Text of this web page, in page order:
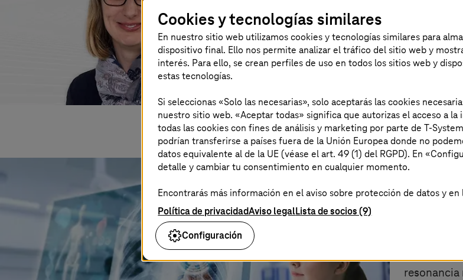
reducimos el
aumentamos las
pacientes
Una
Los
varios
resonancia
Cookies y tecnologías similares
En nuestro sitio web utilizamos cookies y tecnologías similares para
dispositivo final. Ello nos permite analizar el tráfico del sitio web y
interés. Para ello, se crean perfiles de uso en todos los sitios web y
estas tecnologías.
Si seleccionas «Solo las necesarias», solo aceptarás las cookies
nuestro sitio web. «Aceptar todas» significa que autorizas el acceso a
todas las cookies con fines de análisis y marketing por parte de T-
podrían transferirse a países fuera de la Unión Europea donde no
datos equivalente al de la UE (véase el art. 49 (1) del RGPD). En
detalle y cambiar tu consentimiento en cualquier momento.
Encontrarás más información en el aviso sobre protección de datos y en
Política de privacidadAviso legalLista de socios (9)
Configuración